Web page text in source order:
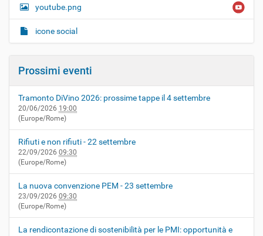
youtube.png
icone social
Prossimi eventi
Tramonto DiVino 2026: prossime tappe il 4 settembre
20/06/2026 19:00
(Europe/Rome)
Rifiuti e non rifiuti - 22 settembre
22/09/2026 09:30
(Europe/Rome)
La nuova convenzione PEM - 23 settembre
23/09/2026 09:30
(Europe/Rome)
La rendicontazione di sostenibilità per le PMI: opportunità e